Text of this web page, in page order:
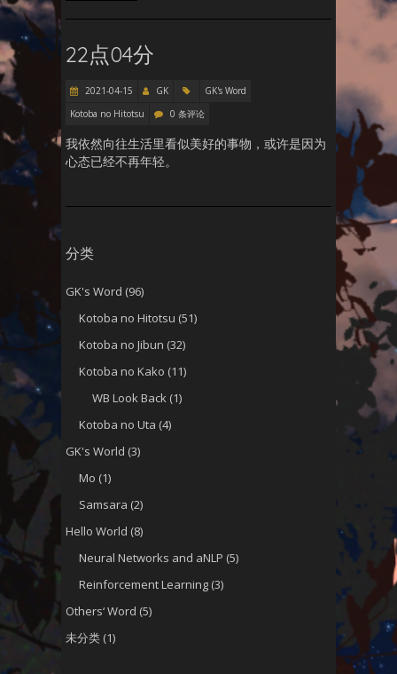
22点04分
2021-04-15 GK
GK's Word
Kotoba no Hitotsu
0 条评论
我依然向往生活里看似美好的事物，或许是因为
心态已经不再年轻。
分类
GK's Word (96)
Kotoba no Hitotsu (51)
Kotoba no Jibun (32)
Kotoba no Kako (11)
WB Look Back (1)
Kotoba no Uta (4)
GK's World (3)
Mo (1)
Samsara (2)
Hello World (8)
Neural Networks and aNLP (5)
Reinforcement Learning (3)
Others‘ Word (5)
未分类 (1)